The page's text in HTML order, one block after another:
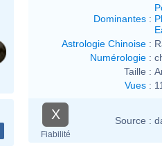
Dominantes :
Astrologie Chinoise :
Numérologie :
Taille :
Vues :
X
Fiabilité
Source :